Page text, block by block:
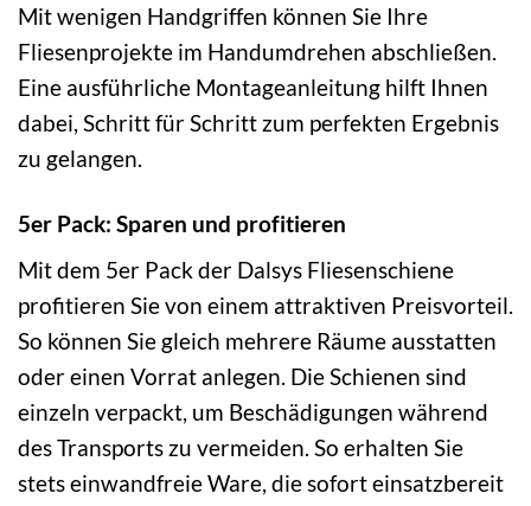
Mit wenigen Handgriffen können Sie Ihre
Fliesenprojekte im Handumdrehen abschließen.
Eine ausführliche Montageanleitung hilft Ihnen
dabei, Schritt für Schritt zum perfekten Ergebnis
zu gelangen.
5er Pack: Sparen und profitieren
Mit dem 5er Pack der Dalsys Fliesenschiene
profitieren Sie von einem attraktiven Preisvorteil.
So können Sie gleich mehrere Räume ausstatten
oder einen Vorrat anlegen. Die Schienen sind
einzeln verpackt, um Beschädigungen während
des Transports zu vermeiden. So erhalten Sie
stets einwandfreie Ware, die sofort einsatzbereit